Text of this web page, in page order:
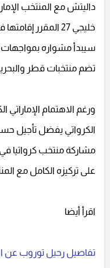
داليتش مع المنتخب
خليجي 27 المقرر
سيبدأ مشواره بمواجهات
تضم منتخبات قطر
ورغم الاهتمام الإماراتي
الكرواتي يفضل تأجيل
على تركيزه الكامل مع
اقرأ أيضا
تفاصيل رحيل توروب عن